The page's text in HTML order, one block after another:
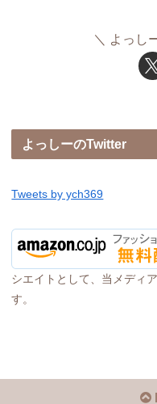
よっし
よっしーのTwitter
Tweets by ych369
シエイトとして、当メディ
す。